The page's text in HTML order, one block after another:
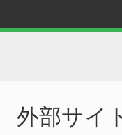
外部サイ